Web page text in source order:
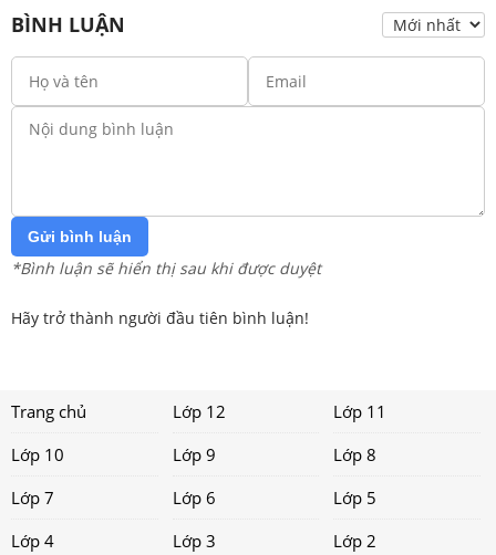
BÌNH LUẬN
Gửi bình luận
*Bình luận sẽ hiển thị sau khi được duyệt
Hãy trở thành người đầu tiên bình luận!
Trang chủ Lớp 12
Lớp 11
Lớp 10
Lớp 9
Lớp 8
Lớp 7
Lớp 6
Lớp 5
Lớp 4
Lớp 3 Lớp 2